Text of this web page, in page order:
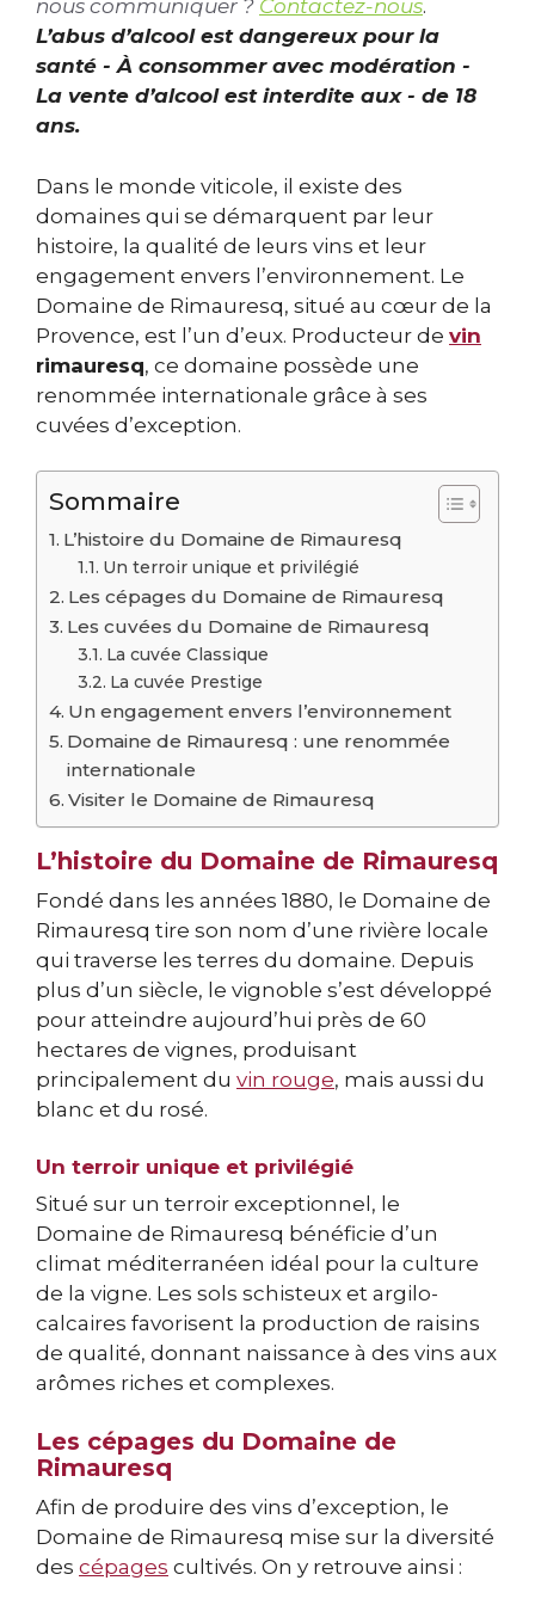
nous communiquer ? Contactez-nous.
L’abus d’alcool est dangereux pour la
santé - À consommer avec modération -
La vente d’alcool est interdite aux - de 18
ans.
Dans le monde viticole, il existe des
domaines qui se démarquent par leur
histoire, la qualité de leurs vins et leur
engagement envers l’environnement. Le
Domaine de Rimauresq, situé au cœur de la
Provence, est l’un d’eux. Producteur de vin
rimauresq, ce domaine possède une
renommée internationale grâce à ses
cuvées d’exception.
Sommaire
L’histoire du Domaine de Rimauresq
Un terroir unique et privilégié
Les cépages du Domaine de Rimauresq
Les cuvées du Domaine de Rimauresq
La cuvée Classique
La cuvée Prestige
Un engagement envers l’environnement
Domaine de Rimauresq : une renommée
internationale
Visiter le Domaine de Rimauresq
L’histoire du Domaine de Rimauresq
Fondé dans les années 1880, le Domaine de
Rimauresq tire son nom d’une rivière locale
qui traverse les terres du domaine. Depuis
plus d’un siècle, le vignoble s’est développé
pour atteindre aujourd’hui près de 60
hectares de vignes, produisant
principalement du vin rouge, mais aussi du
blanc et du rosé.
Un terroir unique et privilégié
Situé sur un terroir exceptionnel, le
Domaine de Rimauresq bénéficie d’un
climat méditerranéen idéal pour la culture
de la vigne. Les sols schisteux et argilo-
calcaires favorisent la production de raisins
de qualité, donnant naissance à des vins aux
arômes riches et complexes.
Les cépages du Domaine de
Rimauresq
Afin de produire des vins d’exception, le
Domaine de Rimauresq mise sur la diversité
des cépages cultivés. On y retrouve ainsi :